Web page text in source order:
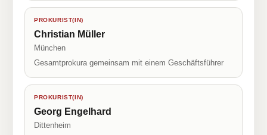
PROKURIST(IN)
Christian Müller
München
Gesamtprokura gemeinsam mit einem Geschäftsführer
PROKURIST(IN)
Georg Engelhard
Dittenheim